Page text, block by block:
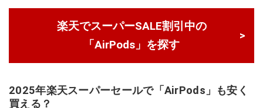
楽天でスーパーSALE割引中の
「AirPods」を探す
2025年楽天スーパーセールで「AirPods」も安く
買える？